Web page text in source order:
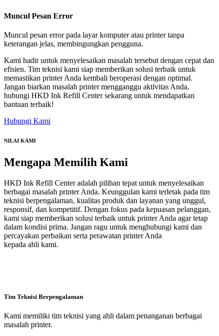
Muncul Pesan Error
Muncul pesan error pada layar komputer atau printer tanpa
keterangan jelas, membingungkan pengguna.
Kami hadir untuk menyelesaikan masalah tersebut dengan cepat dan
efisien. Tim teknisi kami siap memberikan solusi terbaik untuk
memastikan printer Anda kembali beroperasi dengan optimal.
Jangan biarkan masalah printer mengganggu aktivitas Anda,
hubungi HKD Ink Refill Center sekarang untuk mendapatkan
bantuan terbaik!
Hubungi Kami
NILAI KAMI
Mengapa Memilih Kami
HKD Ink Refill Center adalah pilihan tepat untuk menyelesaikan
berbagai masalah printer Anda. Keunggulan kami terletak pada tim
teknisi berpengalaman, kualitas produk dan layanan yang unggul,
responsif, dan kompetitif. Dengan fokus pada kepuasan pelanggan,
kami siap memberikan solusi terbaik untuk printer Anda agar tetap
dalam kondisi prima. Jangan ragu untuk menghubungi kami dan
percayakan perbaikan serta perawatan printer Anda
kepada ahli kami.
Tim Teknisi Berpengalaman
Kami memiliki tim teknisi yang ahli dalam penanganan berbagai
masalah printer.